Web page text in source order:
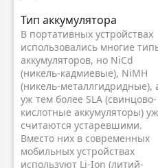
Тип аккумулятора
В портативных устройствах
использовались многие
аккумуляторов, но NiCd
(никель-кадмиевые), NiMH
(никель-металлгидридные),
уж тем более SLA (свинцово-
кислотные аккумуляторы)
считаются устаревшими.
Вместо них в современных
мобильных устройствах
используют Li-Ion (литий-